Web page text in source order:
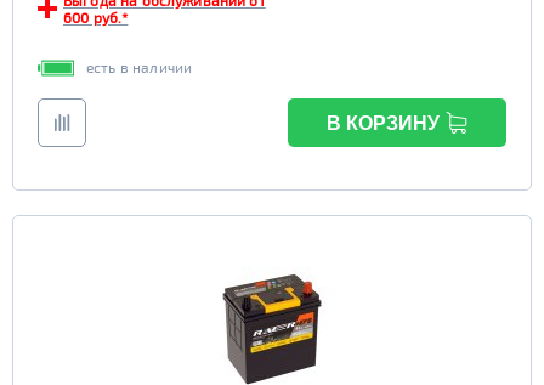
600 руб.*
есть в наличии
В КОРЗИНУ